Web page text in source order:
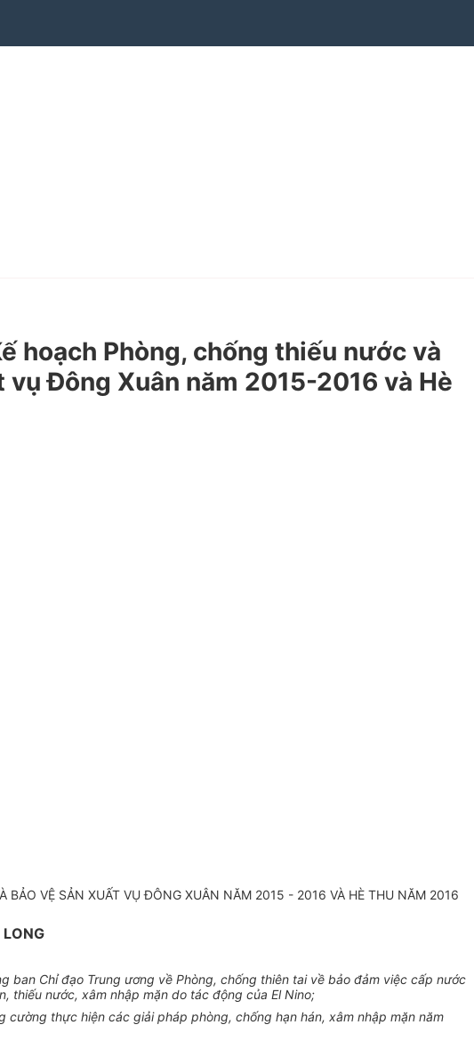
hoạch Phòng, chống thiếu nước và
Đông Xuân năm 2015-2016 và Hè
VỆ SẢN XUẤT VỤ ĐÔNG XUÂN NĂM 2015 - 2016 VÀ HÈ THU NĂM 2016
ban Chỉ đạo Trung ương về Phòng, chống thiên tai về bảo đảm việc cấp nước
thiếu nước, xâm nhập mặn do tác động của El Nino;
thực hiện các giải pháp phòng, chống hạn hán, xâm nhập mặn năm